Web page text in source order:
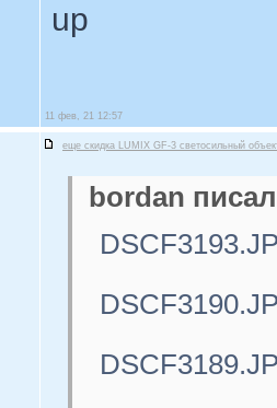
up
11 фев, 21 12:57
еще скидка LUMIX GF-3 светосильный
bordan